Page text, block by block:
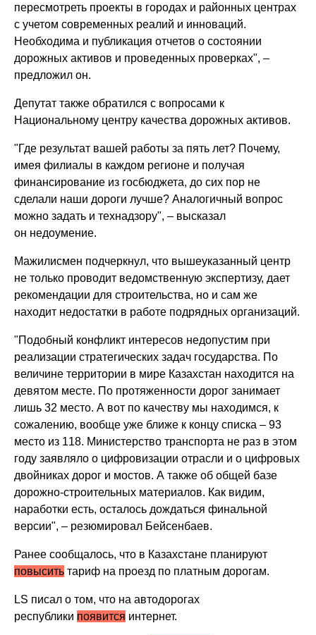
пересмотреть проекты в городах и районных центрах
с учетом современных реалий и инноваций.
Необходима и публикация отчетов о состоянии
дорожных активов и проведенных проверках", –
предложил он.
Депутат также обратился с вопросами к
Национальному центру качества дорожных активов.
"Где результат вашей работы за пять лет? Почему,
имея филиалы в каждом регионе и получая
финансирование из госбюджета, до сих пор не
сделали наши дороги лучше? Аналогичный вопрос
можно задать и технадзору", – высказал
он недоумение.
Мажилисмен подчеркнул, что вышеуказанный центр
не только проводит ведомственную экспертизу, дает
рекомендации для строительства, но и сам же
находит недостатки в работе подрядных организаций.
"Подобный конфликт интересов недопустим при
реализации стратегических задач государства. По
величине территории в мире Казахстан находится на
девятом месте. По протяженности дорог занимает
лишь 32 место. А вот по качеству мы находимся, к
сожалению, вообще уже ближе к концу списка – 93
место из 118. Министерство транспорта не раз в этом
году заявляло о цифровизации отрасли и о цифровых
двойниках дорог и мостов. А также об общей базе
дорожно-строительных материалов. Как видим,
наработки есть, осталось дождаться финальной
версии", – резюмировал Бейсенбаев.
Ранее сообщалось, что в Казахстане планируют
повысить тариф на проезд по платным дорогам.
LS писал о том, что на автодорогах
республики появится интернет.